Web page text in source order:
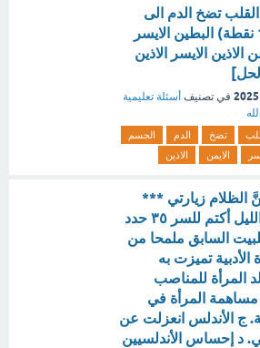
تضخ الدم الى
الجسم .. (1 نقطة) البطين الايسر
الاذين الايسر الاذين
في تصنيف أسئلة تعليمية
تضخ الدم
الجسم
الايمن الاذين
الظلام زيارتي ***
فإني رأيت الليل أكتم للسر ٣٥ حدد
السابق ملمحا من
الأدبية تميزت به
المرأة للمناصب
مساهمة المرأة في
ج الأندلس انعزلت عن
د إحساس الأندلسيين